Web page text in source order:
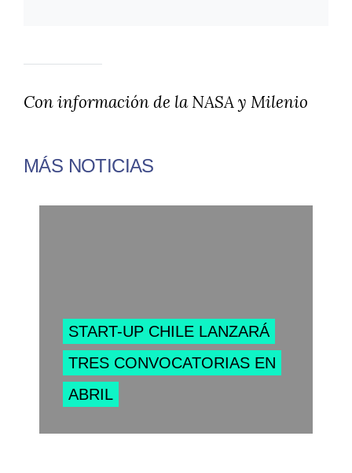
Con información de la NASA y Milenio
MÁS NOTICIAS
START-UP CHILE LANZARÁ
TRES CONVOCATORIAS EN
ABRIL